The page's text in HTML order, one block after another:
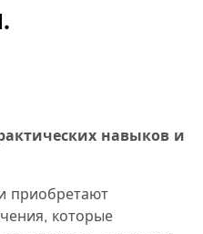
навыков и
приобретают
которые